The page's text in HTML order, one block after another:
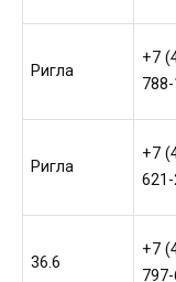
Ригла
+7
Ригла
+7
36.6
+7